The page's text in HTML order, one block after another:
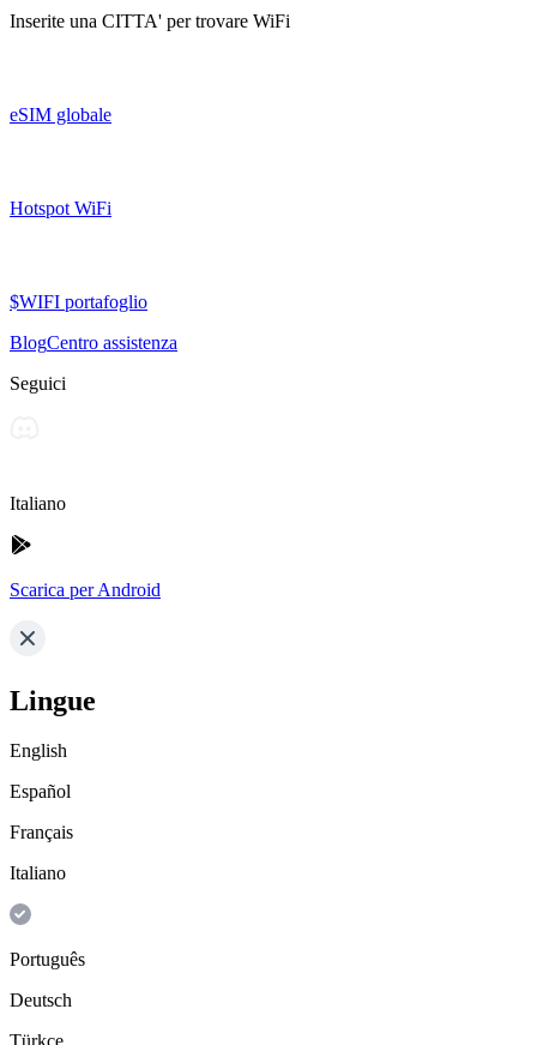
Inserite una CITTA' per trovare WiFi
eSIM globale
Hotspot WiFi
$WIFI portafoglio
BlogCentro assistenza
Seguici
Italiano
Scarica per Android
Lingue
English
Español
Français
Italiano
Português
Deutsch